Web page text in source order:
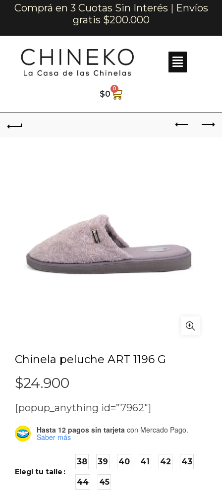
Comprá en 3 Cuotas Sin Interés | Envíos
gratis $200.000
$0
0
Chinela peluche ART 1196 G
$24.900
[popup_anything id=”7962″]
Hasta 12 pagos sin tarjeta con Mercado Pago.
Saber más
Elegí tu talle
38 39 40 41 42 43
44 45